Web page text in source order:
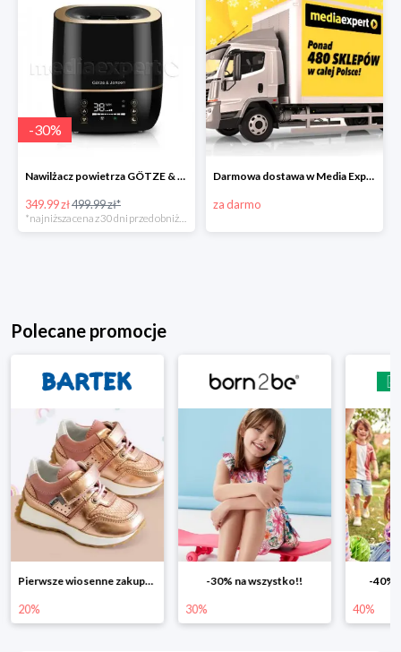
-30%
Nawilżacz powietrza GÖTZE & JENSEN AH201KG
349.99 zł499.99 zł*
Darmowa dostawa w Media Expert
za darmo
Polecane promocje
-30% na wszystko!!
30%
-40% na drugą sztukę
40% 25%